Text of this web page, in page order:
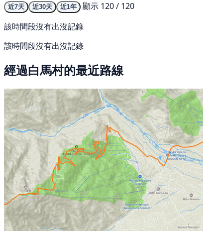
近7天 近30天 近1年
顯示 120 / 120
該時間段沒有出沒記錄
該時間段沒有出沒記錄
經過白馬村的最近路線